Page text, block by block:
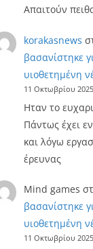
Απαιτούν
korakasnews
βασανίστηκε
υιοθετημένη
11 Οκτωβρίου 2025
Ηταν το
Πάντως έχει
και λόγω
έρευνας
Mind games
βασανίστηκε
υιοθετημένη
11 Οκτωβρίου 2025